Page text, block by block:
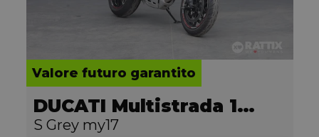
Valore futuro garantito
DUCATI Multistrada 1200
S Grey my17